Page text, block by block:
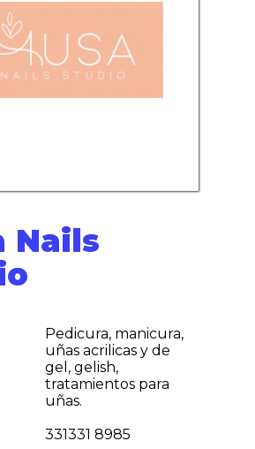
Nails
Pedicura, manicura,
uñas acrilicas y de
gel, gelish,
tratamientos para
uñas.
331331 8985